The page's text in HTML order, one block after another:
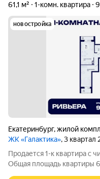
61,1 м²
1-комн. квартира 9
новостройка
Екатеринбург,жилой
ЖК «Галактика», 3 квартал
Продается 1-к квартира с
Общая площадь квартиры 61.1 кв. м, этаж 9 из 18. ЖК